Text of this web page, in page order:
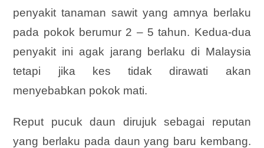
penyakit tanaman sawit yang amnya berlaku
pada pokok berumur 2 – 5 tahun. Kedua-dua
penyakit ini agak jarang berlaku di Malaysia
tetapi jika kes tidak dirawati akan
menyebabkan pokok mati.
Reput pucuk daun dirujuk sebagai reputan
yang berlaku pada daun yang baru kembang.